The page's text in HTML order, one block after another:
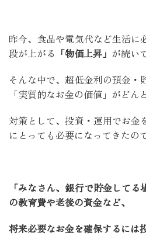
昨今、食品や電気代など生活に
段が上がる 「物価上昇」 が続い
そんな中で、 超低金利の預金・
「実質的なお金の価値」がどん
対策として、投資・運用でお金
にとっても必要になってきたの
「みなさん、銀行で貯金して
の教育費や老後の資金など、
将来必要なお金を確保するには